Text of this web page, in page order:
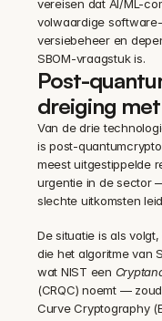
vereisen dat AI/ML-
volwaardige
versiebeheer en
SBOM-vraagstuk is.
Post-
dreiging
Van de drie
is post-
meest uitgestippelde
urgentie in de sector
slechte uitkomsten
De situatie is als
die het algoritme van
wat NIST een
(CRQC) noemt —
Curve Cryptography